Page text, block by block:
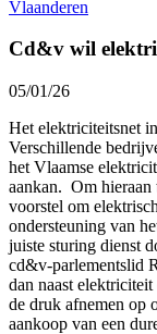
Vlaanderen
Cd&v wil
05/01/26
Het elektriciteitsnet
Verschillende
het Vlaamse
aankan. Om hieraan
voorstel om
ondersteuning van
juiste sturing dienst
cd&v-parlementslid
dan naast
de druk afnemen op
aankoop van een